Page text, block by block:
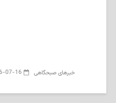
‌خبرهای صبحگاهی 07-16